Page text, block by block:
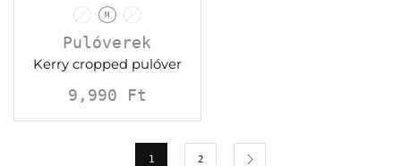
M
Pulóverek
Kerry cropped pulóver
9,990 Ft
1 2